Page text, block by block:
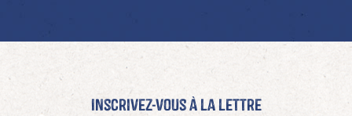
Inscrivez-vous à La Lettre